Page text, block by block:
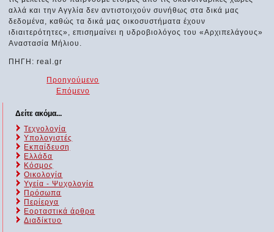
αλλά και την Αγγλία δεν αντιστοιχούν συνήθως στα δικά μας
δεδομένα, καθώς τα δικά μας οικοσυστήματα έχουν
ιδιαιτερότητες», επισημαίνει η υδροβιολόγος του «Αρχιπελάγους»
Αναστασία Μήλιου.
ΠΗΓΗ: real.gr
Προηγούμενο
Επόμενο
Δείτε ακόμα...
Τεχνολογία
Υπολογιστές
Εκπαίδευση
Ελλάδα
Κόσμος
Οικολογία
Υγεία - Ψυχολογία
Πρόσωπα
Περίεργα
Εορταστικά άρθρα
Διαδίκτυο